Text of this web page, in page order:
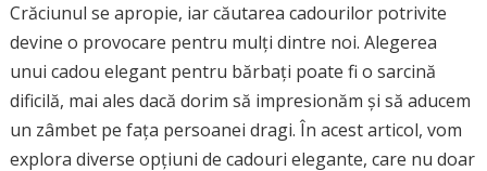
Crăciunul se apropie, iar căutarea cadourilor potrivite
devine o provocare pentru mulți dintre noi. Alegerea
unui cadou elegant pentru bărbați poate fi o sarcină
dificilă, mai ales dacă dorim să impresionăm și să aducem
un zâmbet pe fața persoanei dragi. În acest articol, vom
explora diverse opțiuni de cadouri elegante, care nu doar